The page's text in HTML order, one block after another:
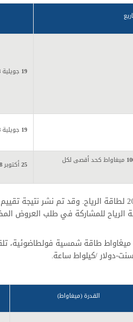
19 جويلية
19 جويلية
ميغاواط كحد أقصى لكل
25أكتوبر
16 مرشحًا للطاقة الفولطاضوئية و12 مرشحًا لطاقة الرياح
القدرة (ميغاواط)